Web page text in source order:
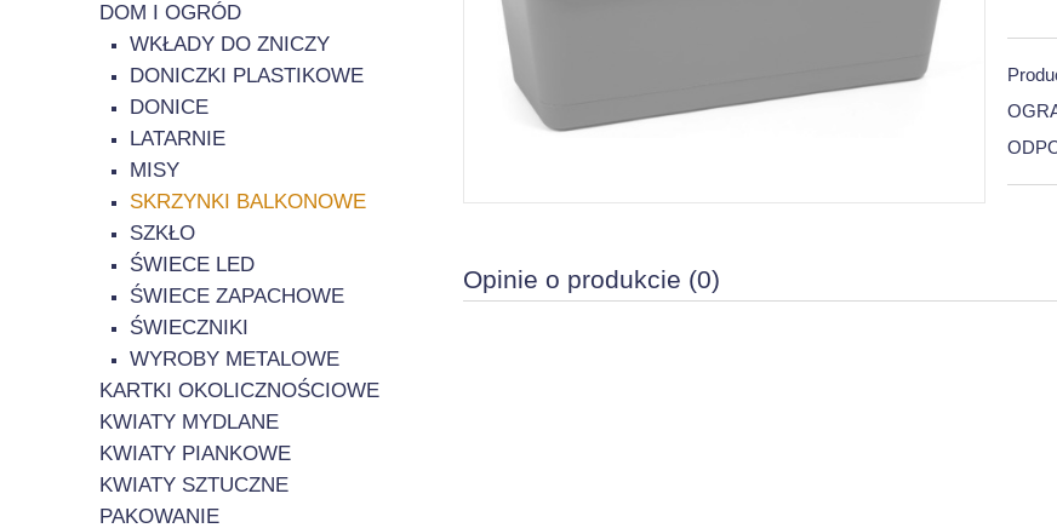
DOM I OGRÓD
WKŁADY DO ZNICZY
DONICZKI PLASTIKOWE
DONICE
LATARNIE
MISY
SKRZYNKI BALKONOWE
SZKŁO
ŚWIECE LED
ŚWIECE ZAPACHOWE
ŚWIECZNIKI
WYROBY METALOWE
KARTKI OKOLICZNOŚCIOWE
KWIATY MYDLANE
KWIATY PIANKOWE
KWIATY SZTUCZNE
PAKOWANIE
Opinie o produkcie (0)